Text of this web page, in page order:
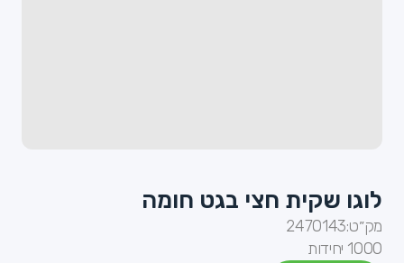
לוגו שקית חצי בגט חומה
מק״ט:2470143
1000 יחידות